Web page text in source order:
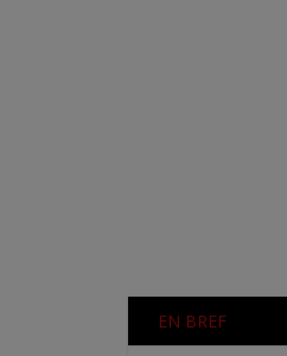
EN BREF